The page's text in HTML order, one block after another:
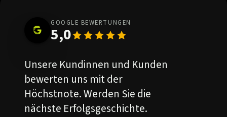
GOOGLE BEWERTUNGEN
5,0
Unsere Kundinnen und Kunden
bewerten uns mit der
Höchstnote. Werden Sie die
nächste Erfolgsgeschichte.